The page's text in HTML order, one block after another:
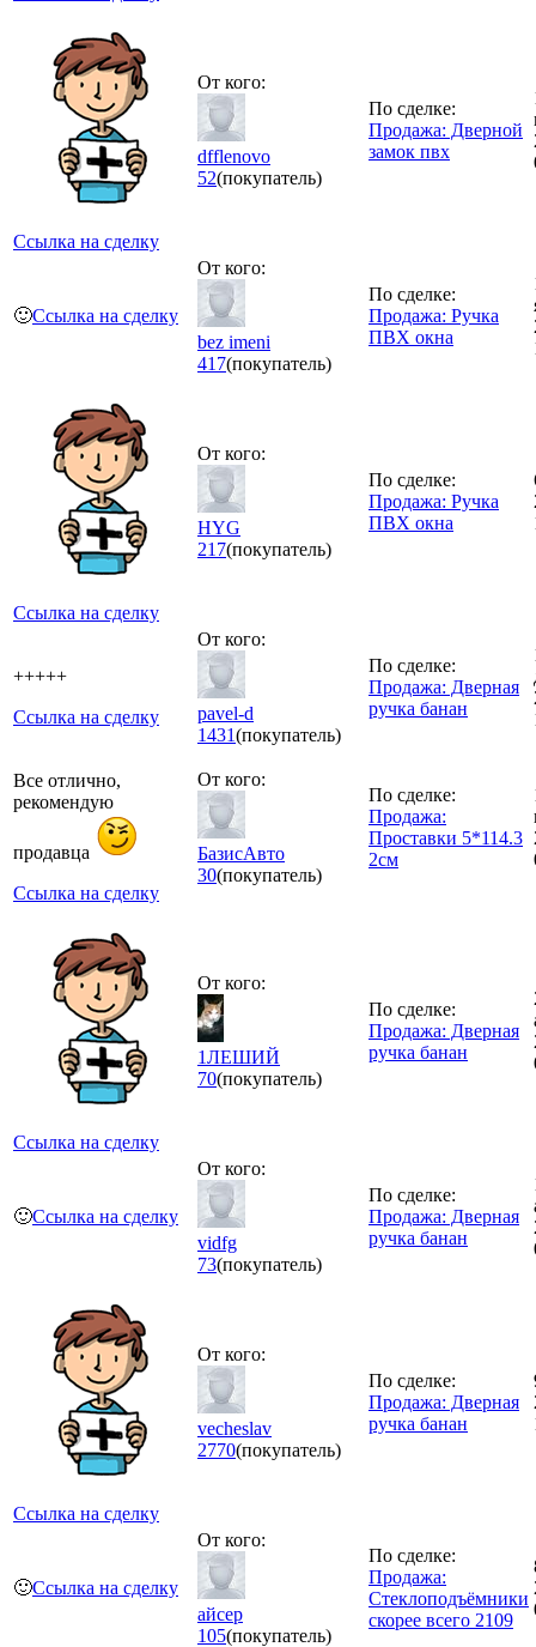
Ссылка на сделку
От кого:
dfflenovo
52(покупатель)
По сделке:
Продажа: Дверной
замок пвх
🙂Ссылка на сделку
От кого:
bez imeni
417(покупатель)
По сделке:
Продажа: Ручка
ПВХ окна
Ссылка на сделку
От кого:
HYG
217(покупатель)
По сделке:
Продажа: Ручка
ПВХ окна
+++++
Ссылка на сделку
От кого:
pavel-d
1431(покупатель)
По сделке:
Продажа: Дверная
ручка банан
Все отлично,
рекомендую
продавца
Ссылка на сделку
От кого:
БазисАвто
30(покупатель)
По сделке:
Продажа:
Проставки 5*114.3
2см
Ссылка на сделку
От кого:
1ЛЕШИЙ
70(покупатель)
По сделке:
Продажа: Дверная
ручка банан
🙂Ссылка на сделку
От кого:
vidfg
73(покупатель)
По сделке:
Продажа: Дверная
ручка банан
Ссылка на сделку
От кого:
vecheslav
2770(покупатель)
По сделке:
Продажа: Дверная
ручка банан
🙂Ссылка на сделку
От кого:
айсер
105(покупатель)
По сделке:
Продажа:
Стеклоподъёмники
скорее всего 2109